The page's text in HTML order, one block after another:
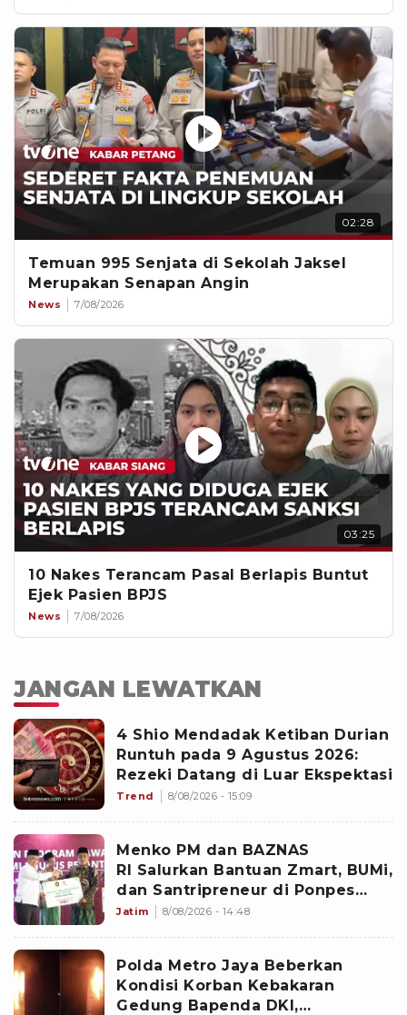
02:28
Temuan 995 Senjata di Sekolah Jaksel
Merupakan Senapan Angin
News 7/08/2026
03:25
10 Nakes Terancam Pasal Berlapis Buntut
Ejek Pasien BPJS
News 7/08/2026
JANGAN LEWATKAN
4 Shio Mendadak Ketiban Durian
Runtuh pada 9 Agustus 2026:
Rezeki Datang di Luar Ekspektasi
Trend 8/08/2026 - 15:09
Menko PM dan BAZNAS
RI Salurkan Bantuan Zmart, BUMi,
dan Santripreneur di Ponpes
Gresik
Jatim 8/08/2026 - 14:48
Polda Metro Jaya Beberkan
Kondisi Korban Kebakaran
Gedung Bapenda DKI,